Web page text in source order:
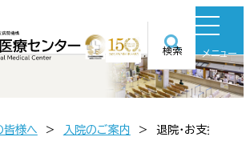
検索 メニュー
皆様へ 入院のご案内 退院・お支払いに